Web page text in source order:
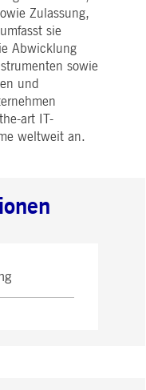
Zulassung,
sie
Abwicklung
sowie
und
art IT-
weltweit an.